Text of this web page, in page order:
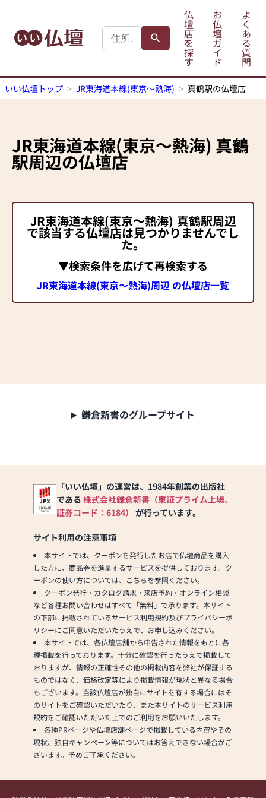
仏
壇
店
を
探
す
お
仏
壇
ガ
イ
ド
よ
く
あ
る
質
問
いい仏壇トップ JR東海道本線(東京～熱海) 真鶴駅の仏壇店
JR東海道本線(東京～熱海) 真鶴
駅周辺の仏壇店
JR東海道本線(東京～熱海) 真鶴駅周辺
で該当する仏壇店は見つかりませんでし
た。
▼検索条件を広げて再検索する
JR東海道本線(東京～熱海)周辺 の仏壇店一覧
鎌倉新書のグループサイト
「いい仏壇」の運営は、1984年創業の出版社
である 株式会社鎌倉新書（東証プライム上場、
証券コード：6184） が行っています。
サイト利用の注意事項
本サイトでは、クーポンを発行したお店で仏壇商品を購入
した方に、商品券を進呈するサービスを提供しております。ク
ーポンの使い方については、こちらを参照ください。
クーポン発行・カタログ請求・来店予約・オンライン相談
など各種お問い合わせはすべて「無料」で承ります。本サイト
の下部に掲載されているサービス利用規約及びプライバシーポ
リシーにご同意いただいたうえで、お申し込みください。
本サイトでは、各仏壇店舗から申告された情報をもとに各
種掲載を行っております。十分に確認を行ったうえで掲載して
おりますが、情報の正確性その他の掲載内容を弊社が保証する
ものではなく、価格改定等により掲載情報が現状と異なる場合
もございます。当該仏壇店が独自にサイトを有する場合にはそ
のサイトをご確認いただいたり、また本サイトのサービス利用
規約をご確認いただいた上でのご利用をお願いいたします。
各種PRページや仏壇店舗ページで掲載している内容やその
現状、独自キャンペーン等についてはお答えできない場合がご
ざいます。予めご了承ください。